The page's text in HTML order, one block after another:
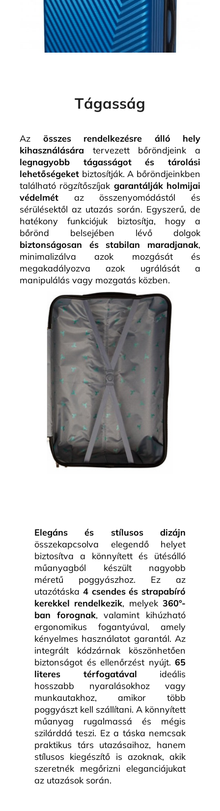
Tágasság
Az összes rendelkezésre álló hely
kihasználására tervezett bőröndjeink a
legnagyobb tágasságot és tárolási
lehetőségeket biztosítják. A bőröndjeinkben
található rögzítőszíjak garantálják holmijai
védelmét az összenyomódástól és
sérülésektől az utazás során. Egyszerű, de
hatékony funkciójuk biztosítja, hogy a
bőrönd belsejében lévő dolgok
biztonságosan és stabilan maradjanak,
minimalizálva azok mozgását és
megakadályozva azok ugrálását a
manipulálás vagy mozgatás közben.
Elegáns és stílusos dizájn
összekapcsolva elegendő helyet
biztosítva a könnyített és ütésálló
műanyagból készült nagyobb
méretű poggyászhoz. Ez az
utazótáska 4 csendes és strapabíró
kerekkel rendelkezik, melyek360°-
ban forognak, valamint kihúzható
ergonomikus fogantyúval, amely
kényelmes használatot garantál. Az
integrált kódzárnak köszönhetően
biztonságot és ellenőrzést nyújt. 65
literes térfogatával ideális
hosszabb nyaralásokhoz vagy
munkautakhoz, amikor több
poggyászt kell szállítani. A könnyített
műanyag rugalmassá és mégis
szilárddá teszi. Ez a táska nemcsak
praktikus társ utazásaihoz, hanem
stílusos kiegészítő is azoknak, akik
szeretnék megőrizni eleganciájukat
az utazások során.